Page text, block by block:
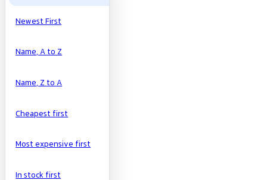
Newest First
Name, A to Z
Name, Z to A
Cheapest first
Most expensive first
In stock first